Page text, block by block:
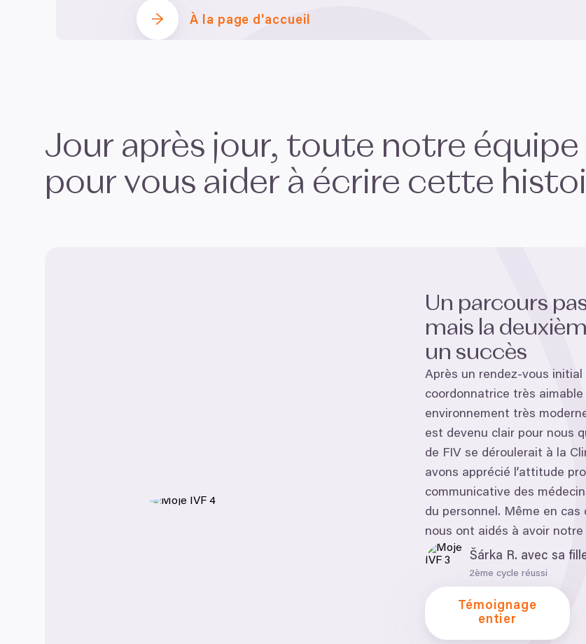
À la page d'accueil
Jour après jour, toute notre
pour vous aider à écrire cette
Un parcours
mais la
un succès
Après un rendez-vous initial
coordonnatrice très aimable
environnement très
est devenu clair pour nous
de FIV se déroulerait à la
avons apprécié l’attitude
communicative des
du personnel. Même en cas
nous ont aidés à avoir
Šárka R. avec sa
2ème cycle réussi
Témoignage
entier